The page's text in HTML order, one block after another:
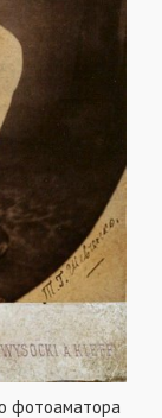
фотоаматора